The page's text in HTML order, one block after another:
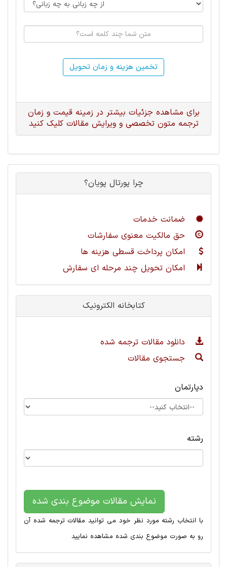
تخمین هزینه و زمان تحویل
برای مشاهده جزئیات بیشتر در زمینه قیمت و زمان
ترجمه متون تخصصی و ویرایش مقالات کلیک کنید
چرا پورتال پویان؟
ضمانت خدمات
حق مالکیت معنوی سفارشات
امکان پرداخت قسطی هزینه ها
امکان تحویل چند مرحله ای سفارش
کتابخانه الکترونیک
دانلود مقالات ترجمه شده
جستجوی مقالات
دپارتمان
رشته
نمایش مقالات موضوع بندی شده
با انتخاب رشته مورد نظر خود می توانید مقالات ترجمه شده آن
رو به صورت موضوع بندی شده مشاهده نمایید